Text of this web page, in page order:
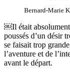
Bernard-Marie
￼Il était absolument
poussés d’un désir
se faisait trop
l’aventure et de
avant le départ.